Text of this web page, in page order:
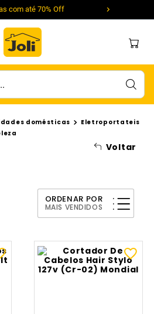
com até 70% Off
Voltar
domésticas
Eletroportateis
ORDENAR POR
MAIS VENDIDOS